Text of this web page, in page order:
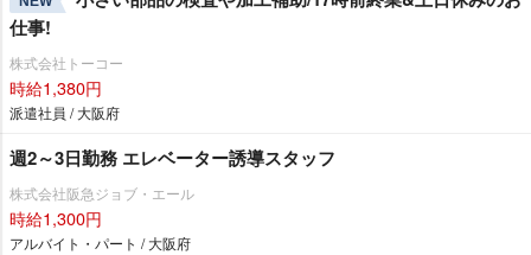
仕事!
株式会社トーコー
時給1,380円
派遣社員 / 大阪府
週2～3日勤務 エレベーター誘導スタッフ
株式会社阪急ジョブ・エール
時給1,300円
アルバイト・パート / 大阪府